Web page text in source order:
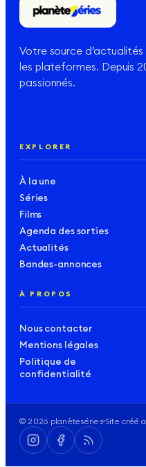
Votre source d’actualités
les plateformes. Depuis
passionnés.
EXPLORER
À la une
Séries
Films
Agenda des sorties
Actualités
Bandes-annonces
À PROPOS
Nous contacter
Mentions légales
Politique de
confidentialité
© 2026 planèteséries Site créé